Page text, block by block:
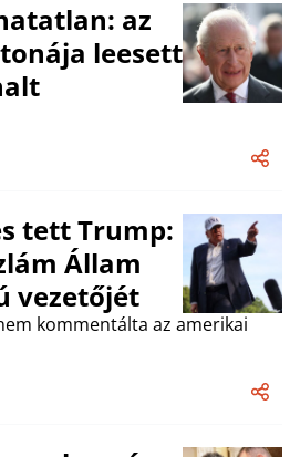
az
leesett
tett Trump:
Állam
vezetőjét
kommentálta az amerikai